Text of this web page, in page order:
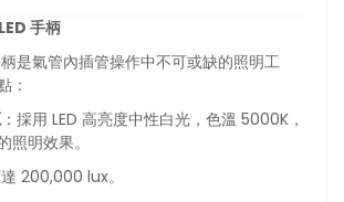
手柄
是氣管內插管操作中不可或缺的照明工
：
：採用 LED 高亮度中性白光，色溫 5000K，
照明效果。
200,000 lux。